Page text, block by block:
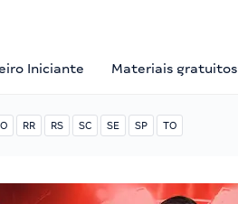
Iniciante Materiais gratuitos
RR RS SC SE SP TO